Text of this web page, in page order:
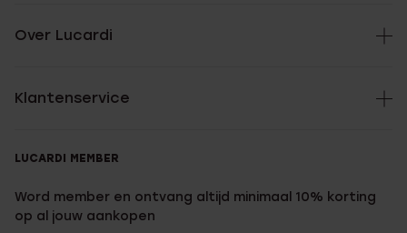
Over Lucardi
Klantenservice
LUCARDI MEMBER
Word member en ontvang altijd minimaal 10% korting
op al jouw aankopen